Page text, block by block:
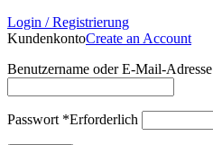
Login / Registrierung
KundenkontoCreate an Account
Benutzername oder E-Mail-Adresse
Passwort *Erforderlich